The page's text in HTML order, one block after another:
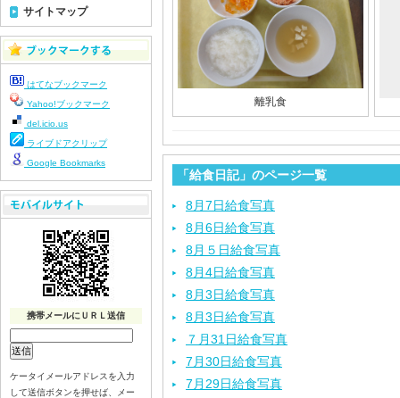
離乳食
「給食日記」のページ一覧
8月7日給食写真
8月6日給食写真
8月５日給食写真
8月4日給食写真
8月3日給食写真
8月3日給食写真
７月31日給食写真
7月30日給食写真
7月29日給食写真
サイトマップ
はてなブックマーク
Yahoo!ブックマーク
del.icio.us
ライブドアクリップ
Google Bookmarks
携帯メールにＵＲＬ送信
ケータイメールアドレスを入力
して送信ボタンを押せば、メー